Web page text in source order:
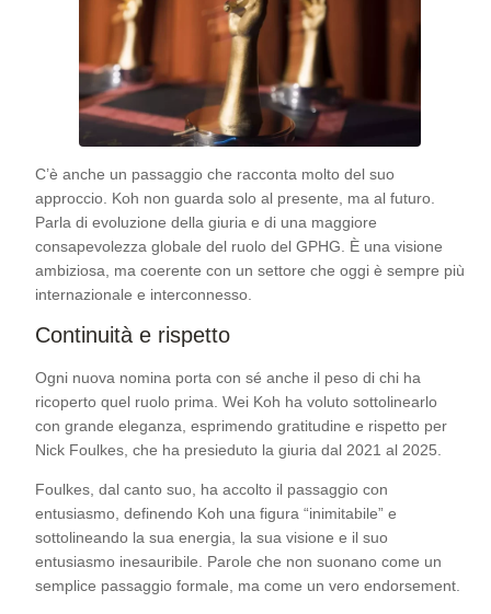
C’è anche un passaggio che racconta molto del suo
approccio. Koh non guarda solo al presente, ma al futuro.
Parla di evoluzione della giuria e di una maggiore
consapevolezza globale del ruolo del GPHG. È una visione
ambiziosa, ma coerente con un settore che oggi è sempre più
internazionale e interconnesso.
Continuità e rispetto
Ogni nuova nomina porta con sé anche il peso di chi ha
ricoperto quel ruolo prima. Wei Koh ha voluto sottolinearlo
con grande eleganza, esprimendo gratitudine e rispetto per
Nick Foulkes, che ha presieduto la giuria dal 2021 al 2025.
Foulkes, dal canto suo, ha accolto il passaggio con
entusiasmo, definendo Koh una figura “inimitabile” e
sottolineando la sua energia, la sua visione e il suo
entusiasmo inesauribile. Parole che non suonano come un
semplice passaggio formale, ma come un vero endorsement.